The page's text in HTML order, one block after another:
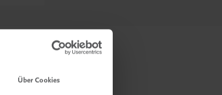
Über Cookies